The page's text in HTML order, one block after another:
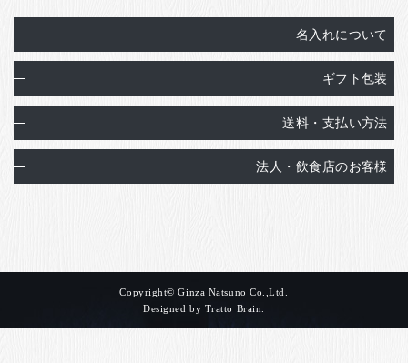
名入れについて
ギフト包装
送料・支払い方法
法人・飲食店のお客様
Copyright© Ginza Natsuno Co.,Ltd.
Designed by Tratto Brain